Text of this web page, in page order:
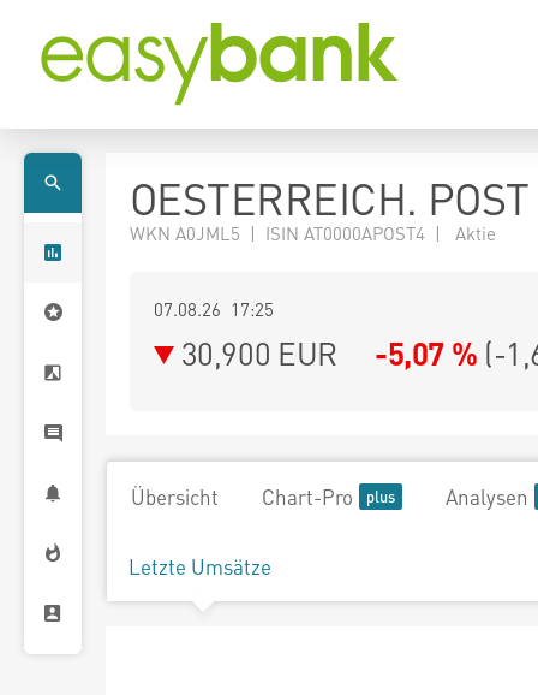
OESTERREICH.
WKN A0JML5 | ISIN AT0000APOST4 | Aktie
07.08.26 17:25
30,900 EUR -5,07 % (-
Übersicht Chart-Pro Analysen
Letzte Umsätze